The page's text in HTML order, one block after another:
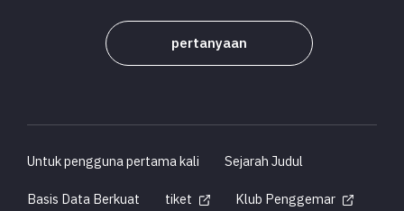
pertanyaan
Untuk pengguna pertama kali
Sejarah Judul
Basis Data Berkuat
tiket
Klub Penggemar